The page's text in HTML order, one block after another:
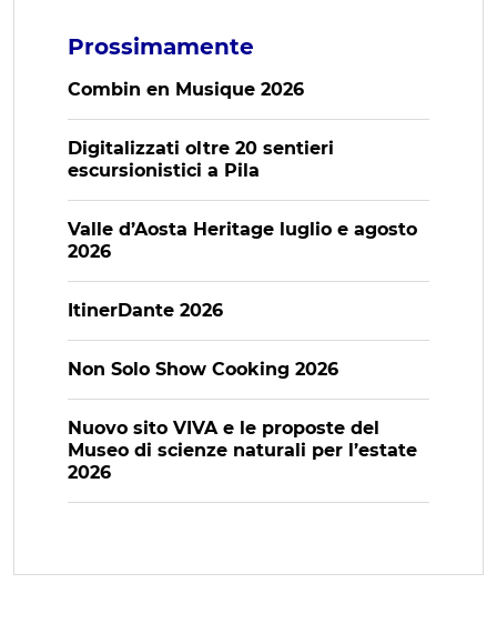
Prossimamente
Combin en Musique 2026
Digitalizzati oltre 20 sentieri
escursionistici a Pila
Valle d’Aosta Heritage luglio e agosto
2026
ItinerDante 2026
Non Solo Show Cooking 2026
Nuovo sito VIVA e le proposte del
Museo di scienze naturali per l’estate
2026